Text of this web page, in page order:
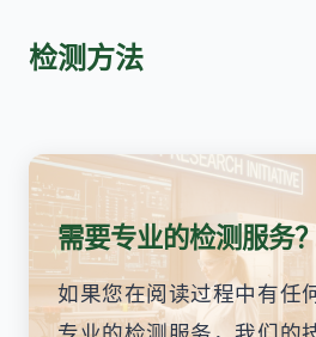
检测方法
需要专业的检测服务
如果您在阅读过程中有任